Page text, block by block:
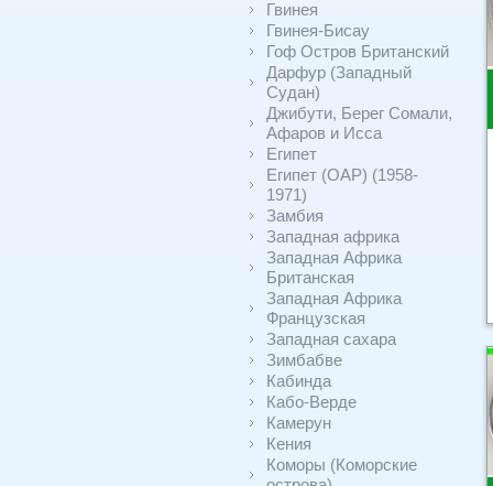
Гвинея
Гвинея-Бисау
Гоф Остров Британский
Дарфур (Западный
Судан)
Джибути, Берег Сомали,
Афаров и Исса
Египет
Египет (ОАР) (1958-
1971)
Замбия
Западная африка
Западная Африка
Британская
Западная Африка
Французская
Западная сахара
Зимбабве
Кабинда
Кабо-Верде
Камерун
Кения
Коморы (Коморские